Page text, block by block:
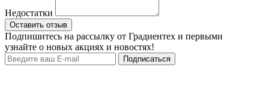
Недостатки
Оставить отзыв
Подпишитесь на рассылку от Градиентех и первыми
узнайте о новых акциях и новостях!
Подписаться